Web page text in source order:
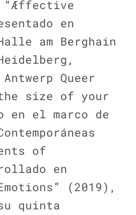
“Æffective
en
am Berghain
Queer
size of your
en el marco de
of
en
(2019),
quinta